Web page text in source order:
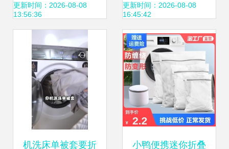
组合，湖里华荣路
最佳选择
更新时间：2026-08-08
13:56:36
衣机的“潮”级体验
更新时间：2026-08-08
16:45:42
机洗床单被套要折 小鸭便携迷你折叠